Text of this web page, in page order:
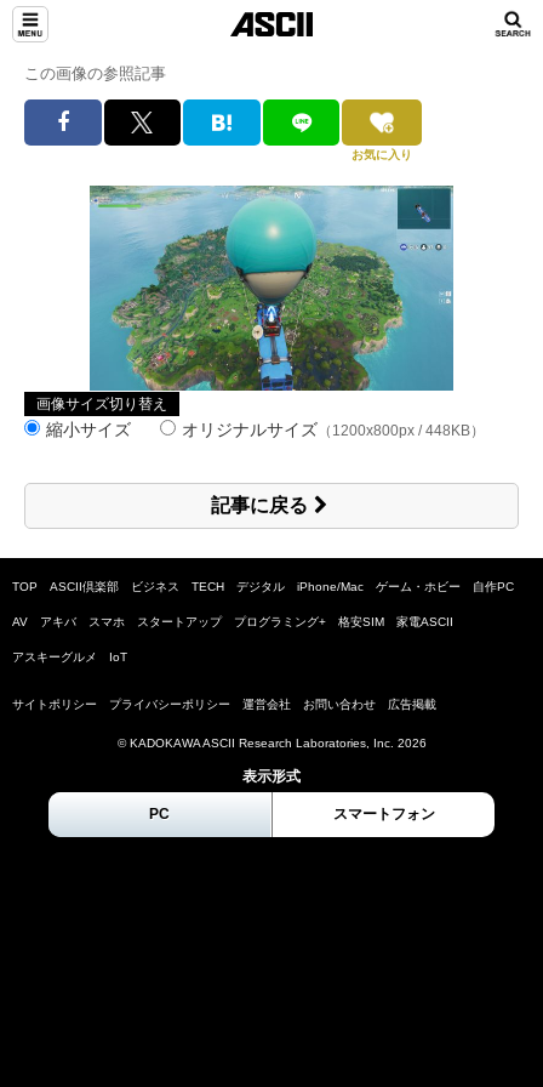
この画像の参照記事
お気に入り
画像サイズ切り替え
縮小サイズ オリジナルサイズ （1200x800px / 448KB）
記事に戻る
TOP ASCII倶楽部 ビジネス TECH デジタル iPhone/Mac ゲーム・ホビー 自作PC
AV アキバ スマホ スタートアップ プログラミング+ 格安SIM 家電ASCII
アスキーグルメ IoT
サイトポリシー プライバシーポリシー 運営会社 お問い合わせ 広告掲載
© KADOKAWA ASCII Research Laboratories, Inc. 2026
表示形式
PC スマートフォン